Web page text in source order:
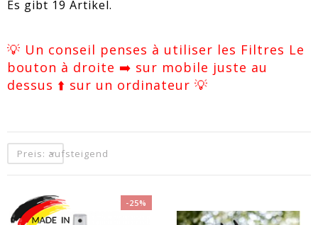
Es gibt 19 Artikel.
💡 Un conseil penses à utiliser les Filtres Le
bouton à droite ➡️ sur mobile juste au
dessus ⬆️ sur un ordinateur 💡
Preis: aufsteigend
-25%